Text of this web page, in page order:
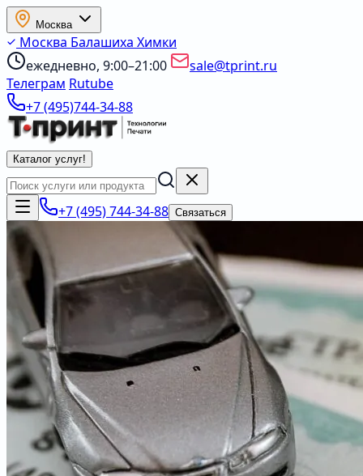
Москва
Москва Балашиха Химки
ежедневно, 9:00–21:00
sale@tprint.ru
Телеграм Rutube
+7 (495)744-34-88
Каталог услуг!
+7 (495) 744-34-88 Связаться